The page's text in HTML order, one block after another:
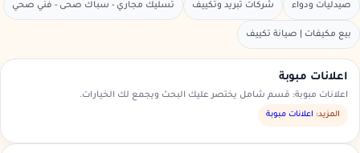
صيدليات ودواء شركات تبريد وتكييف تسليك مجاري - سباك صحى - فني صحي
بيع مكيفات | صيانة تكييف
اعلانات مبوبة
اعلانات مبوبة: قسم شامل يختصر عليك البحث ويجمع لك الخيارات.
المزيد: اعلانات مبوبة